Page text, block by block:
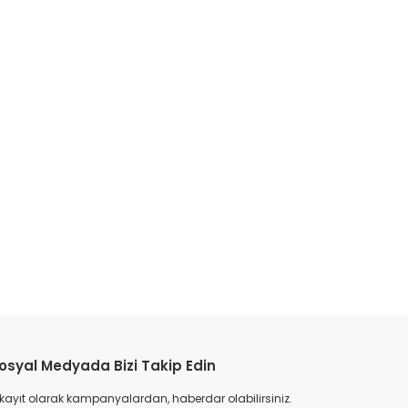
Medyada Bizi Takip Edin
olarak kampanyalardan, haberdar olabilirsiniz.